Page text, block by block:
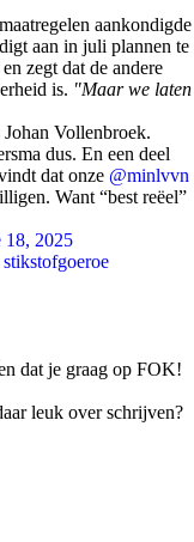
aankondigde
aan in juli plannen te
zegt dat de andere
is. "Maar we laten
Vollenbroek.
dus. En een deel
dat onze @minlvvn
Want “best reëel”
18, 2025
stikstofgoeroe
dat je graag op FOK!
leuk over schrijven?